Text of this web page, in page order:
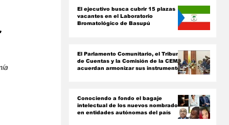
El ejecutivo busca cubrir 15 plazas
vacantes en el Laboratorio
Bromatológico de Basupú
El Parlamento Comunitario, el Tribunal
de Cuentas y la Comisión de la CEMAC
acuerdan armonizar sus instrumentos
Conociendo a fondo el bagaje
intelectual de los nuevos nombrados
en entidades autónomas del país ‎